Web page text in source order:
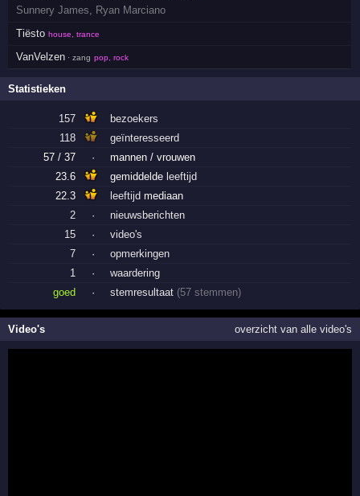
Sunnery James
Ryan Marciano
Tiësto house, trance
VanVelzen · zang pop, rock
Statistieken
157
bezoekers
118
geïnteresseerd
57 / 37
·
mannen / vrouwen
23.6
gemiddeldeleeftijd
22.3
leeftijd mediaan
2
·
nieuwsberichten
15
·
video's
7
·
opmerkingen
1
·
waardering
goed
· stemresultaat (57 stemmen)
Video's overzicht van alle video's